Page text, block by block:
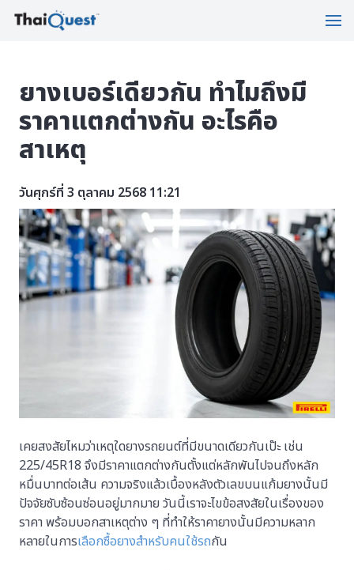
ยางเบอร์เดียวกัน ทำไมถึงมี
ราคาแตกต่างกัน อะไรคือ
สาเหตุ
วันศุกร์ที่ 3 ตุลาคม 2568 11:21
เคยสงสัยไหมว่าเหตุใดยางรถยนต์ที่มีขนาดเดียวกันเป๊ะ เช่น
225/45R18 จึงมีราคาแตกต่างกันตั้งแต่หลักพันไปจนถึงหลัก
หมื่นบาทต่อเส้น ความจริงแล้วเบื้องหลังตัวเลขบนแก้มยางนั้นมี
ปัจจัยซับซ้อนซ่อนอยู่มากมาย วันนี้เราจะไขข้อสงสัยในเรื่องของ
ราคา พร้อมบอกสาเหตุต่าง ๆ ที่ทำให้ราคายางนั้นมีความหลาก
หลายในการเลือกซื้อยางสำหรับคนใช้รถกัน